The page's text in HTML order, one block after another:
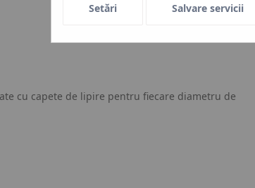
cu capete de lipire pentru fiecare diametru de
Setări Salvare servicii